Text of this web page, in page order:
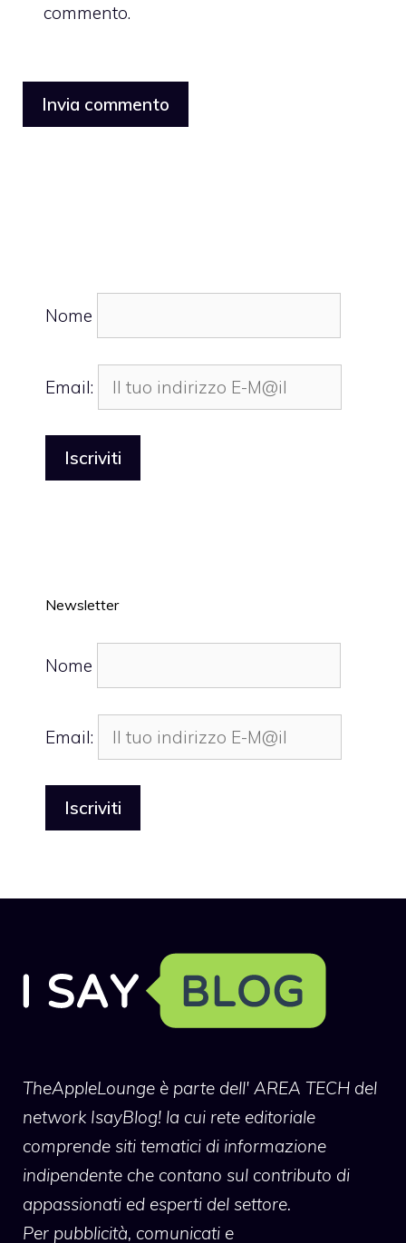
commento.
Nome
Email:
Newsletter
Nome
Email:
TheAppleLounge è parte dell' AREA TECH del
network IsayBlog! la cui rete editoriale
comprende siti tematici di informazione
indipendente che contano sul contributo di
appassionati ed esperti del settore.
Per pubblicità, comunicati e